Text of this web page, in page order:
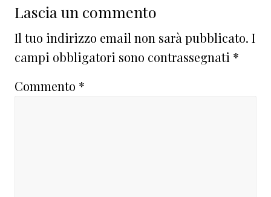
Interazioni
del
lettore
Lascia un commento
Il tuo indirizzo email non sarà pubblicato. I
campi obbligatori sono contrassegnati *
Commento *